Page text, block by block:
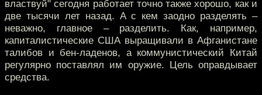
властвуй" сегодня работает точно также хорошо, как и
две тысячи лет назад. А с кем заодно разделять –
неважно, главное – разделить. Как, например,
капиталистические США выращивали в Афганистане
талибов и бен-ладенов, а коммунистический Китай
регулярно поставлял им оружие. Цель оправдывает
средства.